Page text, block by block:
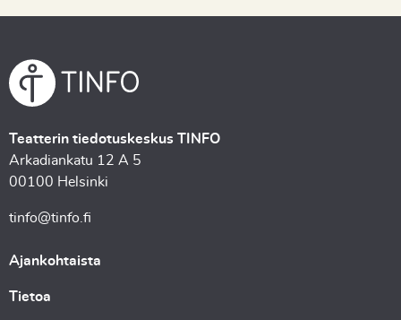
Teatterin tiedotuskeskus TINFO
Arkadiankatu 12 A 5
00100 Helsinki
tinfo@tinfo.fi
Ajankohtaista
Tietoa